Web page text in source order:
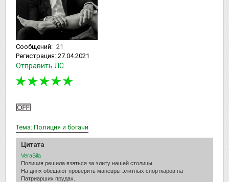
Сообщений: 21
Регистрация: 27.04.2021
Отправить ЛС
Тема: Полиция и богачи
Цитата
VeraSila
Полиция решила взяться за элиту нашей столицы.
На днях обещают проверить маневры элитных спорткаров на
Патриарших прудах.